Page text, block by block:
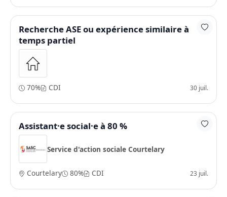
Recherche ASE ou expérience similaire à
temps partiel
70% CDI 30 juil.
Assistant·e social·e à 80 %
Service d'action sociale Courtelary
Courtelary 80% CDI 23 juil.